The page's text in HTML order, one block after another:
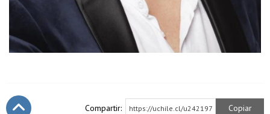
Compartir: https://uchile.cl/u242197 Copiar